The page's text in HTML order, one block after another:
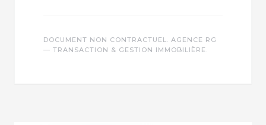
DOCUMENT NON CONTRACTUEL. AGENCE RG
— TRANSACTION & GESTION IMMOBILIÈRE.